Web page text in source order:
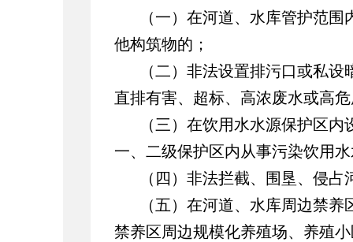
（一）在河道、水库管护范
他构筑物的；
（二）非法设置排污口或私
直排有害、超标、高浓废水或高
（三）在饮用水水源保护区
一、二级保护区内从事污染饮用
（四）非法拦截、围垦、侵占
（五）在河道、水库周边禁
禁养区周边规模化养殖场、养殖